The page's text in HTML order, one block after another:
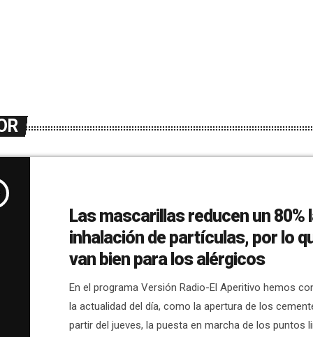
Las mascarillas reducen un 80%
inhalación de partículas, por lo
van bien para los alérgicos
En el programa Versión Radio-El Aperitivo hemos
la actualidad del día, como la apertura de los
partir del jueves, la puesta en marcha de los puntos